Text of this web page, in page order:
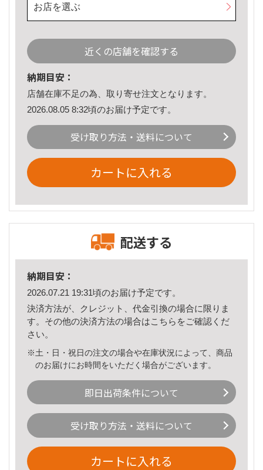
お店を選ぶ
近くの店舗を確認する
納期目安：
店舗在庫不足の為、取り寄せ注文となります。
2026.08.05 8:32頃のお届け予定です。
受け取り方法・送料について
カートに入れる
配送する
納期目安：
2026.07.21 19:31頃のお届け予定です。
決済方法が、クレジット、代金引換の場合に限りま
す。その他の決済方法の場合はこちら をご確認くだ
さい。
※土・日・祝日の注文の場合や在庫状況によって、商品
のお届けにお時間をいただく場合がございます。
即日出荷条件について
受け取り方法・送料について
カートに入れる